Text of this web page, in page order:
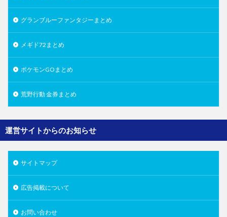
グランブルーファンタジーまとめ
メギド72まとめ
ポケモンGOまとめ
荒野行動 金券まとめ
運営サイトからのお知らせ
サイトマップ
広告掲載について
お問い合わせ